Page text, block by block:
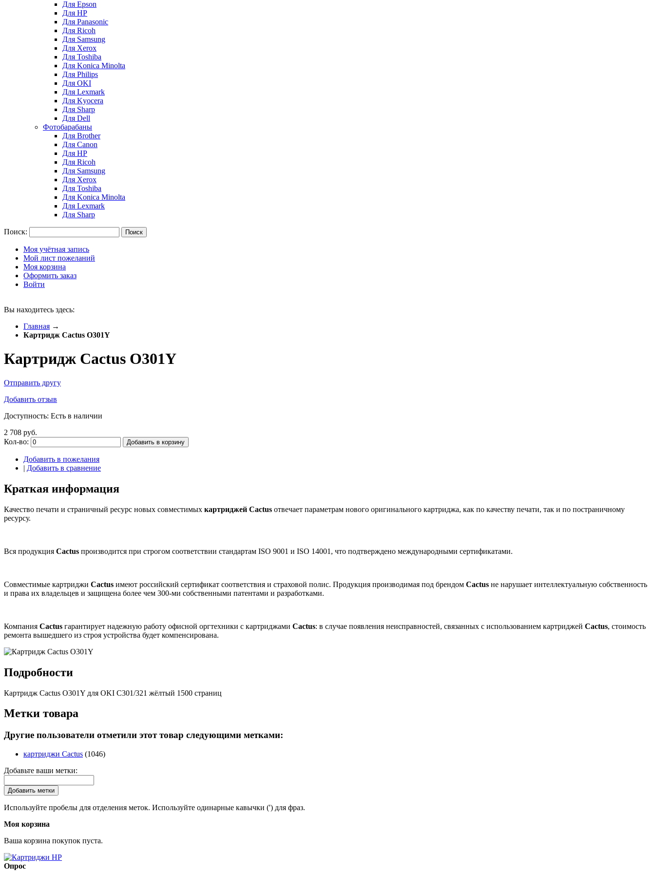
Для Epson
Для HP
Для Panasonic
Для Ricoh
Для Samsung
Для Xerox
Для Toshiba
Для Konica Minolta
Для Philips
Для OKI
Для Lexmark
Для Kyocera
Для Sharp
Для Dell
Фотобарабаны
Для Brother
Для Canon
Для HP
Для Ricoh
Для Samsung
Для Xerox
Для Toshiba
Для Konica Minolta
Для Lexmark
Для Sharp
Поиск: Поиск
Моя учётная запись
Мой лист пожеланий
Моя корзина
Оформить заказ
Войти
Вы находитесь здесь:
Главная →
Картридж Cactus O301Y
Картридж Cactus O301Y
Отправить другу
Добавить отзыв
Доступность: Есть в наличии
2 708 руб.
Кол-во:
Добавить в корзину
Добавить в пожелания
| Добавить в сравнение
Краткая информация
Качество печати и страничный ресурс новых совместимых картриджей Cactus отвечает параметрам нового оригинального картриджа, как по качеству печати, так и по постраничному
ресурсу.
Вся продукция Cactus производится при строгом соответствии стандартам ISO 9001 и ISO 14001, что подтверждено международными сертификатами.
Совместимые картриджи Cactus имеют российский сертификат соответствия и страховой полис. Продукция производимая под брендом Cactus не нарушает интеллектуальную собственность
и права их владельцев и защищена более чем 300-ми собственными патентами и разработками.
Компания Cactus гарантирует надежную работу офисной оргтехники с картриджами Cactus: в случае появления неисправностей, связанных с использованием картриджей Cactus, стоимость
ремонта вышедшего из строя устройства будет компенсирована.
Подробности
Картридж Cactus O301Y для OKI C301/321 жёлтый 1500 страниц
Метки товара
Другие пользователи отметили этот товар следующими метками:
картриджи Cactus (1046)
Добавьте ваши метки:
Добавить метки
Используйте пробелы для отделения меток. Используйте одинарные кавычки (') для фраз.
Моя корзина
Ваша корзина покупок пуста.
Опрос